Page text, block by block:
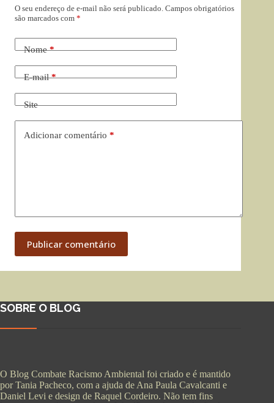
O seu endereço de e-mail não será publicado. Campos obrigatórios
são marcados com *
Nome*
E-mail*
Site
Adicionar comentário *
Publicar comentário
SOBRE O BLOG
O Blog Combate Racismo Ambiental foi criado e é mantido
por Tania Pacheco, com a ajuda de Ana Paula Cavalcanti e
Daniel Levi e design de Raquel Cordeiro. Não tem fins